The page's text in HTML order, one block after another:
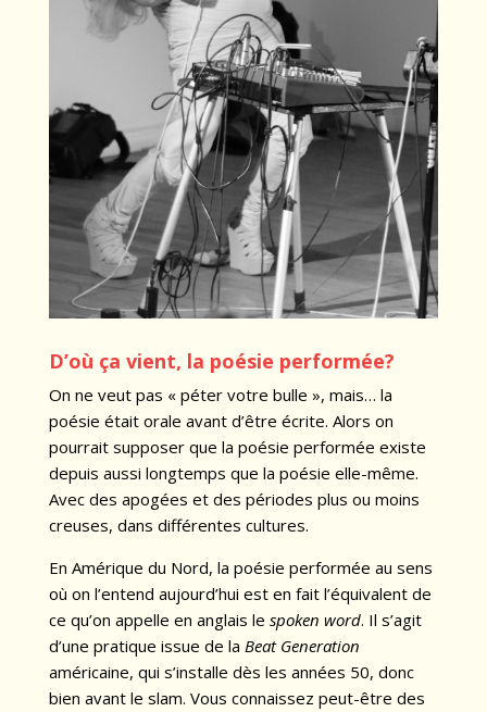
D’où ça vient, la poésie performée?
On ne veut pas « péter votre bulle », mais… la
poésie était orale avant d’être écrite. Alors on
pourrait supposer que la poésie performée existe
depuis aussi longtemps que la poésie elle-même.
Avec des apogées et des périodes plus ou moins
creuses, dans différentes cultures.
En Amérique du Nord, la poésie performée au sens
où on l’entend aujourd’hui est en fait l’équivalent de
ce qu’on appelle en anglais le spoken word. Il s’agit
d’une pratique issue de la Beat Generation
américaine, qui s’installe dès les années 50, donc
bien avant le slam. Vous connaissez peut-être des